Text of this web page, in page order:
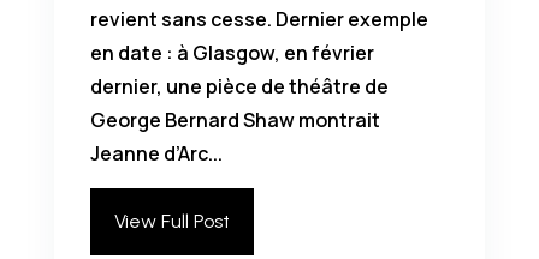
revient sans cesse. Dernier exemple
en date : à Glasgow, en février
dernier, une pièce de théâtre de
George Bernard Shaw montrait
Jeanne d’Arc...
View Full Post